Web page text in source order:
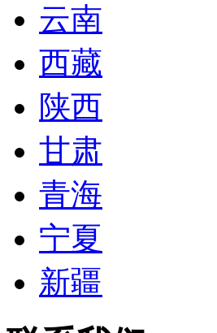
云南
西藏
陕西
甘肃
青海
宁夏
新疆